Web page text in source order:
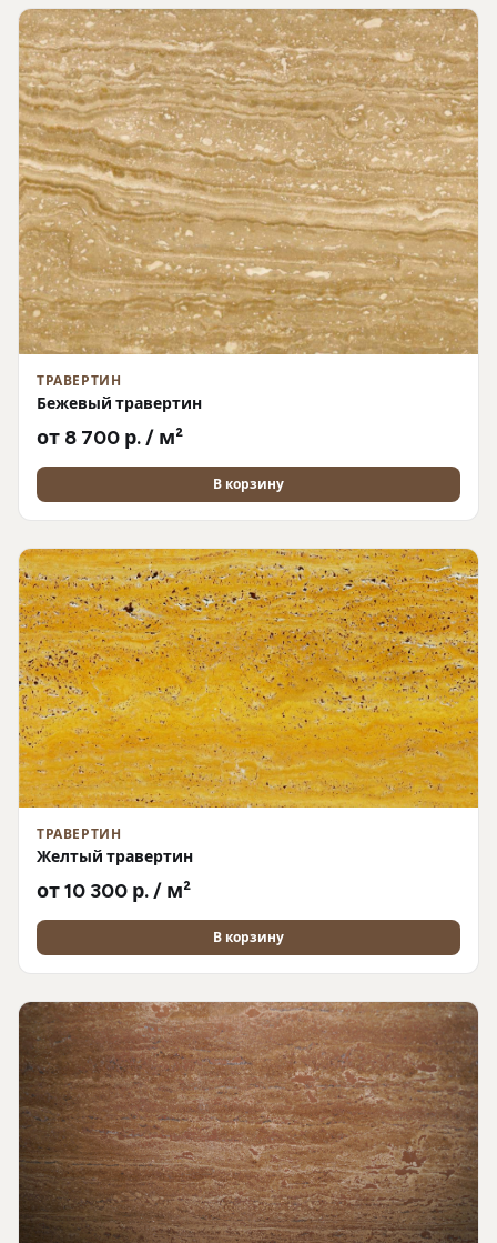
ТРАВЕРТИН
Бежевый травертин
от 8 700 р. / м²
В корзину
ТРАВЕРТИН
Желтый травертин
от 10 300 р. / м²
В корзину